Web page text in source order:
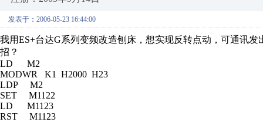
发表于：2006-05-23 16:44:00
我用ES+台达G系列变频改造刨床，想实现反转点动，可通讯
招？
LD M2
MODWR K1 H2000 H23
LDP M2
SET M1122
LD M1123
RST M1123